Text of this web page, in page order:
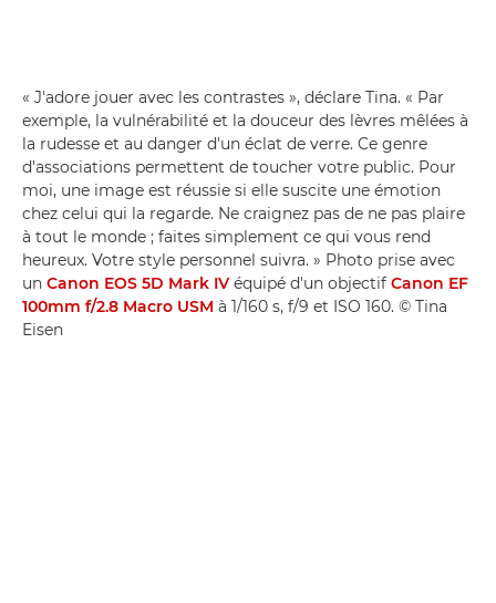
« J'adore jouer avec les contrastes », déclare Tina. « Par
exemple, la vulnérabilité et la douceur des lèvres mêlées à
la rudesse et au danger d'un éclat de verre. Ce genre
d'associations permettent de toucher votre public. Pour
moi, une image est réussie si elle suscite une émotion
chez celui qui la regarde. Ne craignez pas de ne pas plaire
à tout le monde ; faites simplement ce qui vous rend
heureux. Votre style personnel suivra. » Photo prise avec
un Canon EOS 5D Mark IV équipé d'un objectif Canon EF
100mm f/2.8 Macro USM à 1/160 s, f/9 et ISO 160. © Tina
Eisen